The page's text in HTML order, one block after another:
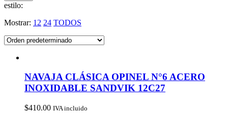
estilo:
Mostrar: 12 24 TODOS
NAVAJA CLÁSICA OPINEL N°6 ACERO
INOXIDABLE SANDVIK 12C27
$410.00 IVA incluido